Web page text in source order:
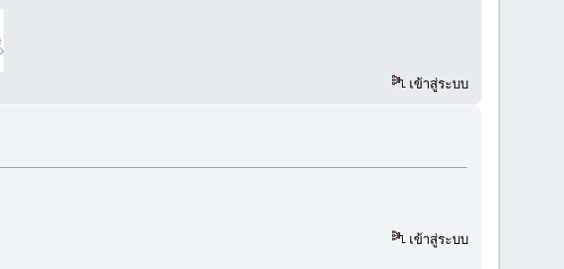
เข้าสู่ระบบ
เข้าสู่ระบบ